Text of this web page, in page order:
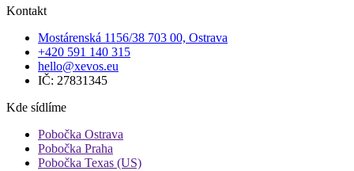
Kontakt
Mostárenská 1156/38 703 00, Ostrava
+420 591 140 315
hello@xevos.eu
IČ: 27831345
Kde sídlíme
Pobočka Ostrava
Pobočka Praha
Pobočka Texas (US)